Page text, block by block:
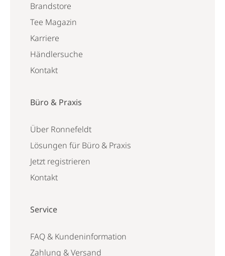
Brandstore
Tee Magazin
Karriere
Händlersuche
Kontakt
Büro & Praxis
Über Ronnefeldt
Lösungen für Büro & Praxis
Jetzt registrieren
Kontakt
Service
FAQ & Kundeninformation
Zahlung & Versand